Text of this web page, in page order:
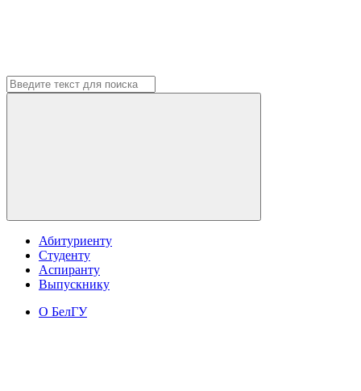
Абитуриенту
Студенту
Аспиранту
Выпускнику
О БелГУ